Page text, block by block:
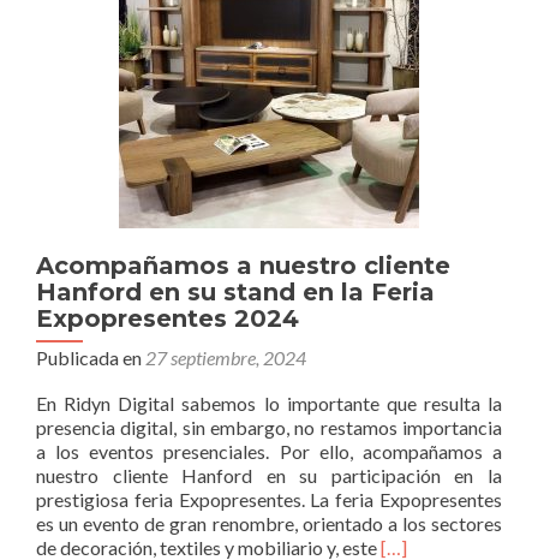
en
la
organización
del
Mamapalooza
Acompañamos a nuestro cliente
Hanford en su stand en la Feria
Expopresentes 2024
Publicada en 27 septiembre, 2024
En Ridyn Digital sabemos lo importante que resulta la
presencia digital, sin embargo, no restamos importancia
a los eventos presenciales. Por ello, acompañamos a
nuestro cliente Hanford en su participación en la
prestigiosa feria Expopresentes. La feria Expopresentes
es un evento de gran renombre, orientado a los sectores
de decoración, textiles y mobiliario y, esteLeer
[…]